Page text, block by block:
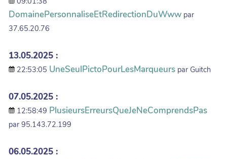
DomainePersonnaliseEtRedirectionDuWww par
37.65.20.76
13.05.2025 :
22:53:05 UneSeulPictoPourLesMarqueurs par Guitch
07.05.2025 :
12:58:49 PlusieursErreursQueJeNeComprendsPas
par 95.143.72.199
06.05.2025 :